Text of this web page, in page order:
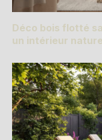
Déco bois flotté
un intérieur